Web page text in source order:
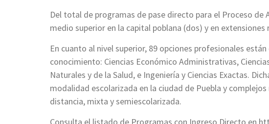
Del total de programas de pase directo para el Proceso de
medio superior en la capital poblana (dos) y en extensiones
En cuanto al nivel superior, 89 opciones profesionales
conocimiento: Ciencias Económico Administrativas,
Naturales y de la Salud, e Ingeniería y Ciencias Exactas.
modalidad escolarizada en la ciudad de Puebla y
distancia, mixta y semiescolarizada.
Consulta el listado de Programas con Ingreso Directo en